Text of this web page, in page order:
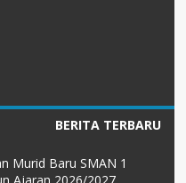
BERITA TERBARU
Murid Baru SMAN 1